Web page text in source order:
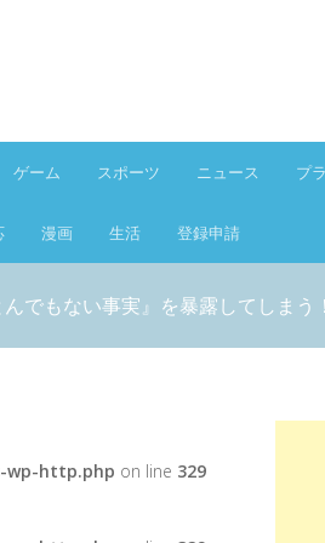
ゲーム スポーツ ニュース プ
漫画 生活 登録申請
でもない事実』を暴露してしまう！
wp-http.php on line 329